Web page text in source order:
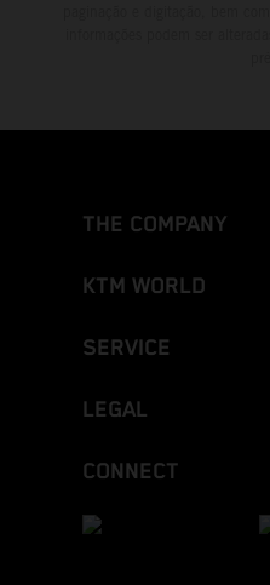
THE COMPANY
KTM WORLD
SERVICE
LEGAL
CONNECT